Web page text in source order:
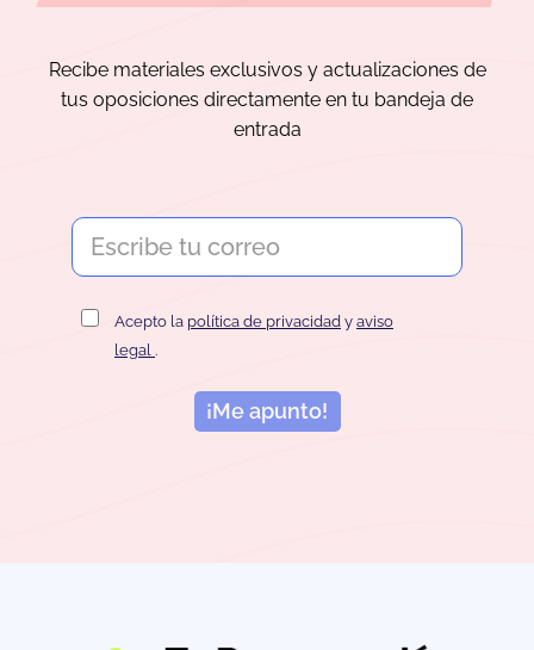
Recibe materiales exclusivos y actualizaciones de
tus oposiciones directamente en tu bandeja de
entrada
Acepto la política de privacidad y aviso
legal .
¡Me apunto!